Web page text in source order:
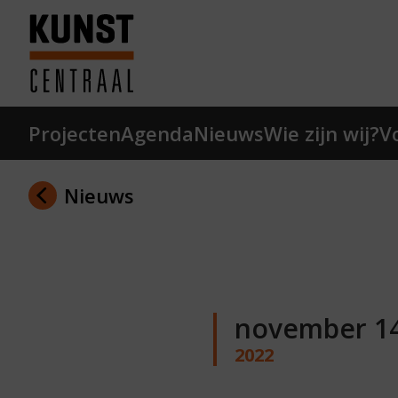
Ga naar hoofdinhoud
Terug naar homepage
ProjectenAgendaNieuwsWie zijn wij?
Nieuws
november
2022